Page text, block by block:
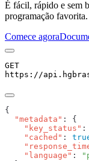
É fácil, rápido e sem
programação favorita.
Comece agora
GET
https://
  "metadata"
    "key_status"
:
    "cached"
:
    "language"
: